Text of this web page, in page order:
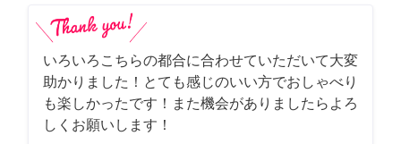
いろいろこちらの都合に合わせていただいて大変
助かりました！とても感じのいい方でおしゃべり
も楽しかったです！また機会がありましたらよろ
しくお願いします！